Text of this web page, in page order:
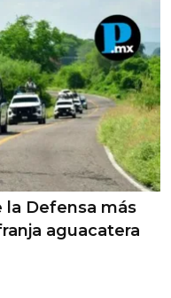
la Defensa más
aguacatera